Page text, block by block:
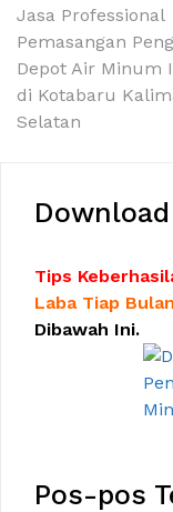
Navigasi
pos
Jasa Professional
Pemasangan
Depot Air Minum
di Kotabaru
Selatan
Tips
Laba Tiap
Dibawah Ini.
Pos-pos